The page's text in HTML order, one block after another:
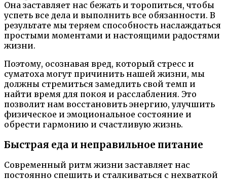
Она заставляет нас бежать и торопиться, чтобы
успеть все дела и выполнить все обязанности. В
результате мы теряем способность наслаждаться
простыми моментами и настоящими радостями
жизни.
Поэтому, осознавая вред, который стресс и
суматоха могут причинить нашей жизни, мы
должны стремиться замедлить свой темп и
найти время для покоя и расслабления. Это
позволит нам восстановить энергию, улучшить
физическое и эмоциональное состояние и
обрести гармонию и счастливую жизнь.
Быстрая еда и неправильное питание
Современный ритм жизни заставляет нас
постоянно спешить и сталкиваться с нехваткой